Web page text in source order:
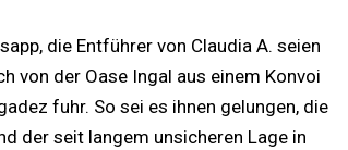
die Entführer von Claudia A. seien
von der Oase Ingal aus einem Konvoi
fuhr. So sei es ihnen gelungen, die
der seit langem unsicheren Lage in